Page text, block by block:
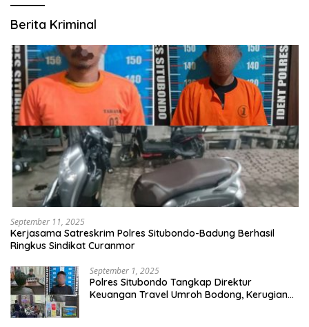
Berita Kriminal
September 11, 2025
Kerjasama Satreskrim Polres Situbondo-Badung Berhasil
Ringkus Sindikat Curanmor
September 1, 2025
Polres Situbondo Tangkap Direktur
Keuangan Travel Umroh Bodong, Kerugian